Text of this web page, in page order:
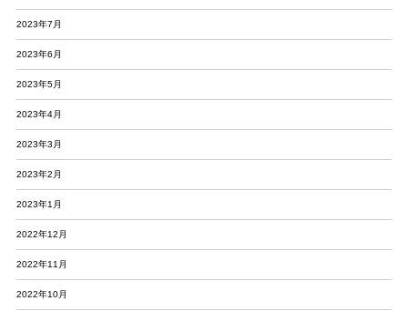
2023年7月
2023年6月
2023年5月
2023年4月
2023年3月
2023年2月
2023年1月
2022年12月
2022年11月
2022年10月